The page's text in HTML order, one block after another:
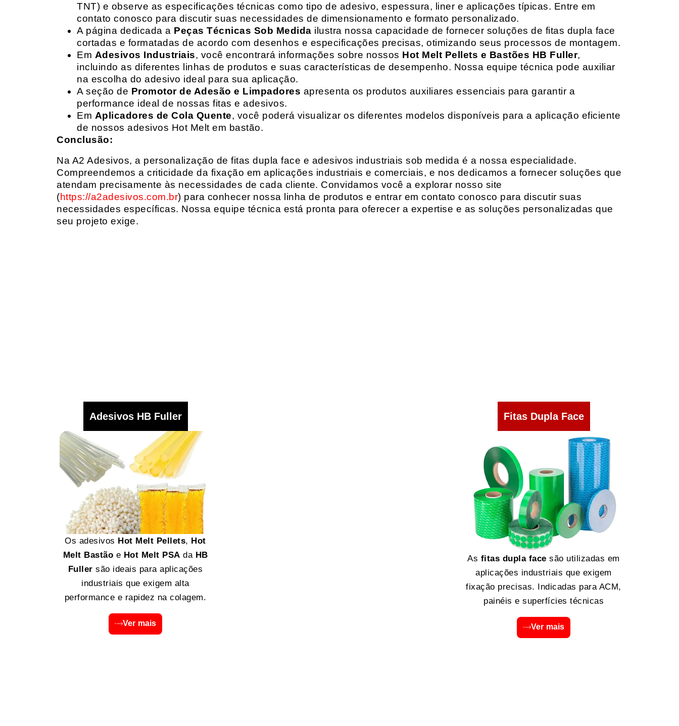
TNT) e observe as especificações técnicas como tipo de adesivo, espessura, liner e aplicações típicas. Entre em
contato conosco para discutir suas necessidades de dimensionamento e formato personalizado.
A página dedicada a Peças Técnicas Sob Medida ilustra nossa capacidade de fornecer soluções de fitas dupla face
cortadas e formatadas de acordo com desenhos e especificações precisas, otimizando seus processos de montagem.
Em Adesivos Industriais, você encontrará informações sobre nossos Hot Melt Pellets e Bastões HB Fuller,
incluindo as diferentes linhas de produtos e suas características de desempenho. Nossa equipe técnica pode auxiliar
na escolha do adesivo ideal para sua aplicação.
A seção de Promotor de Adesão e Limpadores apresenta os produtos auxiliares essenciais para garantir a
performance ideal de nossas fitas e adesivos.
Em Aplicadores de Cola Quente, você poderá visualizar os diferentes modelos disponíveis para a aplicação eficiente
de nossos adesivos Hot Melt em bastão.
Conclusão:
Na A2 Adesivos, a personalização de fitas dupla face e adesivos industriais sob medida é a nossa especialidade.
Compreendemos a criticidade da fixação em aplicações industriais e comerciais, e nos dedicamos a fornecer soluções que
atendam precisamente às necessidades de cada cliente. Convidamos você a explorar nosso site
(https://a2adesivos.com.br) para conhecer nossa linha de produtos e entrar em contato conosco para discutir suas
necessidades específicas. Nossa equipe técnica está pronta para oferecer a expertise e as soluções personalizadas que
seu projeto exige.
Adesivos HB Fuller
Os adesivos Hot Melt Pellets, Hot
Melt Bastão e Hot Melt PSA da HB
Fuller são ideais para aplicações
industriais que exigem alta
performance e rapidez na colagem.
Ver mais
Fitas Dupla Face
As fitas dupla face são utilizadas em
aplicações industriais que exigem
fixação precisas. Indicadas para ACM,
painéis e superfícies técnicas
Ver mais